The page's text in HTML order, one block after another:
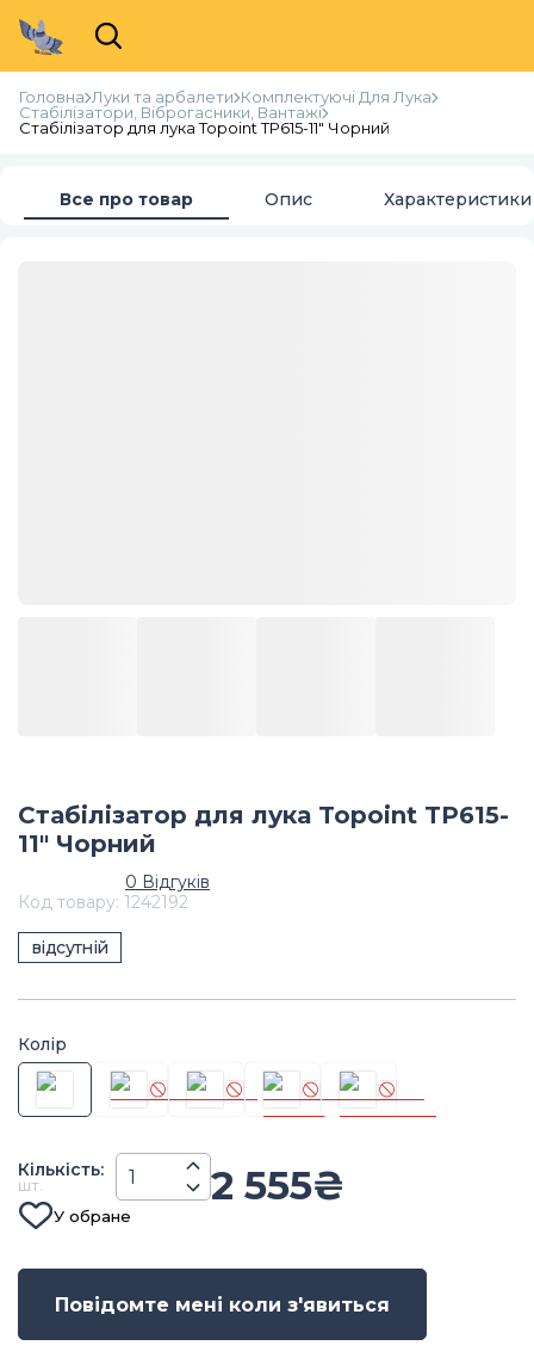
Головна Луки та арбалети Комплектуючі Для Лука
Стабілізатори, Віброгасники, Вантажі
Стабілізатор для лука Topoint TP615-11" Чорний
Все про товар Опис Характеристики
Стабілізатор для лука Topoint TP615-
11" Чорний
0 Відгуків
Код товару: 1242192
відсутній
Колір
Кiлькiсть:
шт. 2 555₴
У обране
Повідомте мені коли з'явиться